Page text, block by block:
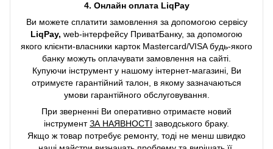
4. Онлайн оплата LiqPay
Ви можете сплатити замовлення за допомогою сервісу
LiqPay, web-інтерфейсу ПриватБанку, за допомогою
якого клієнти-власники карток Mastercard/VISA будь-якого
банку можуть оплачувати замовлення на сайті.
Купуючи інструмент у нашому інтернет-магазині, Ви
отримуєте гарантійний талон, в якому зазначаються
умови гарантійного обслуговування.
При зверненні Ви оперативно отримаєте новий
інструментЗА НАЯВНОСТІ заводського браку.
Якщо ж товар потребує ремонту, тоді не менш швидко